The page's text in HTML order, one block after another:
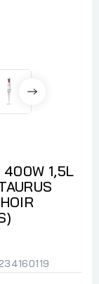
400W 1,5L